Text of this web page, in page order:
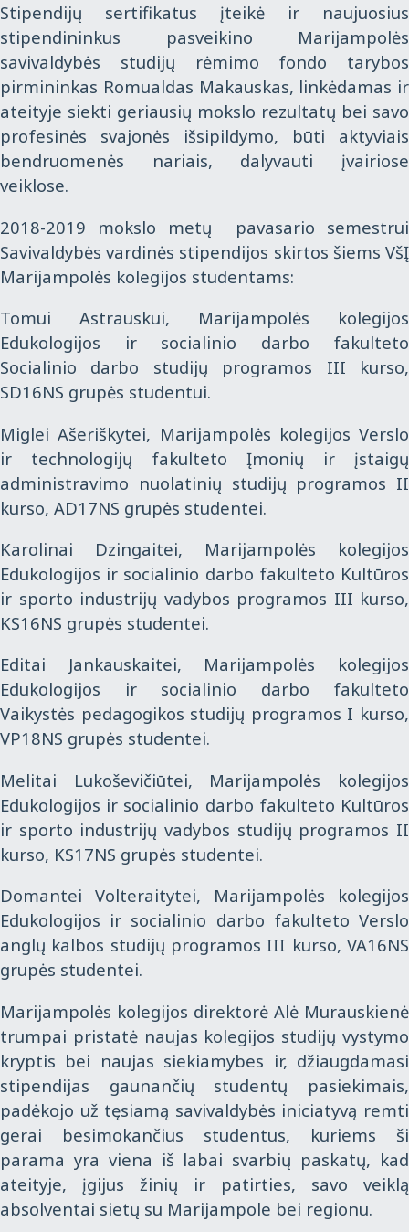
Stipendijų sertifikatus įteikė ir naujuosius
stipendininkus pasveikino Marijampolės
savivaldybės studijų rėmimo fondo tarybos
pirmininkas Romualdas Makauskas, linkėdamas ir
ateityje siekti geriausių mokslo rezultatų bei savo
profesinės svajonės išsipildymo, būti aktyviais
bendruomenės nariais, dalyvauti įvairiose
veiklose.
2018-2019 mokslo metų pavasario semestrui
Savivaldybės vardinės stipendijos skirtos šiems VšĮ
Marijampolės kolegijos studentams:
Tomui Astrauskui, Marijampolės kolegijos
Edukologijos ir socialinio darbo fakulteto
Socialinio darbo studijų programos III kurso,
SD16NS grupės studentui.
Miglei Ašeriškytei, Marijampolės kolegijos Verslo
ir technologijų fakulteto Įmonių ir įstaigų
administravimo nuolatinių studijų programos II
kurso, AD17NS grupės studentei.
Karolinai Dzingaitei, Marijampolės kolegijos
Edukologijos ir socialinio darbo fakulteto Kultūros
ir sporto industrijų vadybos programos III kurso,
KS16NS grupės studentei.
Editai Jankauskaitei, Marijampolės kolegijos
Edukologijos ir socialinio darbo fakulteto
Vaikystės pedagogikos studijų programos I kurso,
VP18NS grupės studentei.
Melitai Lukoševičiūtei, Marijampolės kolegijos
Edukologijos ir socialinio darbo fakulteto Kultūros
ir sporto industrijų vadybos studijų programos II
kurso, KS17NS grupės studentei.
Domantei Volteraitytei, Marijampolės kolegijos
Edukologijos ir socialinio darbo fakulteto Verslo
anglų kalbos studijų programos III kurso, VA16NS
grupės studentei.
Marijampolės kolegijos direktorė Alė Murauskienė
trumpai pristatė naujas kolegijos studijų vystymo
kryptis bei naujas siekiamybes ir, džiaugdamasi
stipendijas gaunančių studentų pasiekimais,
padėkojo už tęsiamą savivaldybės iniciatyvą remti
gerai besimokančius studentus, kuriems ši
parama yra viena iš labai svarbių paskatų, kad
ateityje, įgijus žinių ir patirties, savo veiklą
absolventai sietų su Marijampole bei regionu.